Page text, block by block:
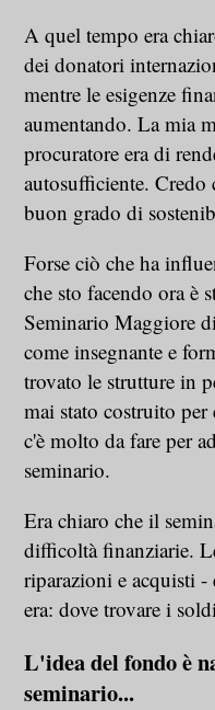
A quel tempo era
dei donatori
mentre le esigenze
aumentando. La mia
procuratore era di
autosufficiente.
buon grado di
Forse ciò che ha
che sto facendo ora è
Seminario Maggiore
come insegnante e
trovato le strutture in
mai stato costruito
c'è molto da fare per
seminario.
Era chiaro che il
difficoltà finanziarie.
riparazioni e acquisti
era: dove trovare i
L'idea del fondo è
seminario...